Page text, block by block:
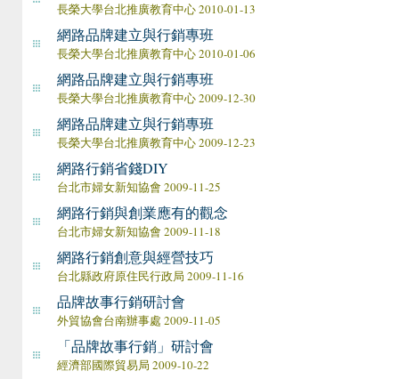
長榮大學台北推廣教育中心 2010-01-13
網路品牌建立與行銷專班
長榮大學台北推廣教育中心 2010-01-06
網路品牌建立與行銷專班
長榮大學台北推廣教育中心 2009-12-30
網路品牌建立與行銷專班
長榮大學台北推廣教育中心 2009-12-23
網路行銷省錢DIY
台北市婦女新知協會 2009-11-25
網路行銷與創業應有的觀念
台北市婦女新知協會 2009-11-18
網路行銷創意與經營技巧
台北縣政府原住民行政局 2009-11-16
品牌故事行銷研討會
外貿協會台南辦事處 2009-11-05
「品牌故事行銷」研討會
經濟部國際貿易局 2009-10-22